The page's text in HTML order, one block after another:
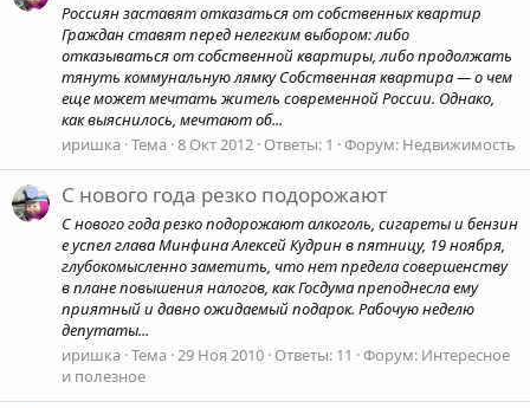
Россиян заставят отказаться от собственных квартир
Граждан ставят перед нелегким выбором: либо
отказываться от собственной квартиры, либо продолжать
тянуть коммунальную лямку Собственная квартира — о чем
еще может мечтать житель современной России. Однако,
как выяснилось, мечтают об...
иришка Тема 8 Окт 2012 Ответы: 1 Форум: Недвижимость
С нового года резко подорожают
С нового года резко подорожают алкоголь, сигареты и бензин
е успел глава Минфина Алексей Кудрин в пятницу, 19 ноября,
глубокомысленно заметить, что нет предела совершенству
в плане повышения налогов, как Госдума преподнесла ему
приятный и давно ожидаемый подарок. Рабочую неделю
депутаты...
иришка Тема 29 Ноя 2010 Ответы: 11 Форум: Интересное
и полезное